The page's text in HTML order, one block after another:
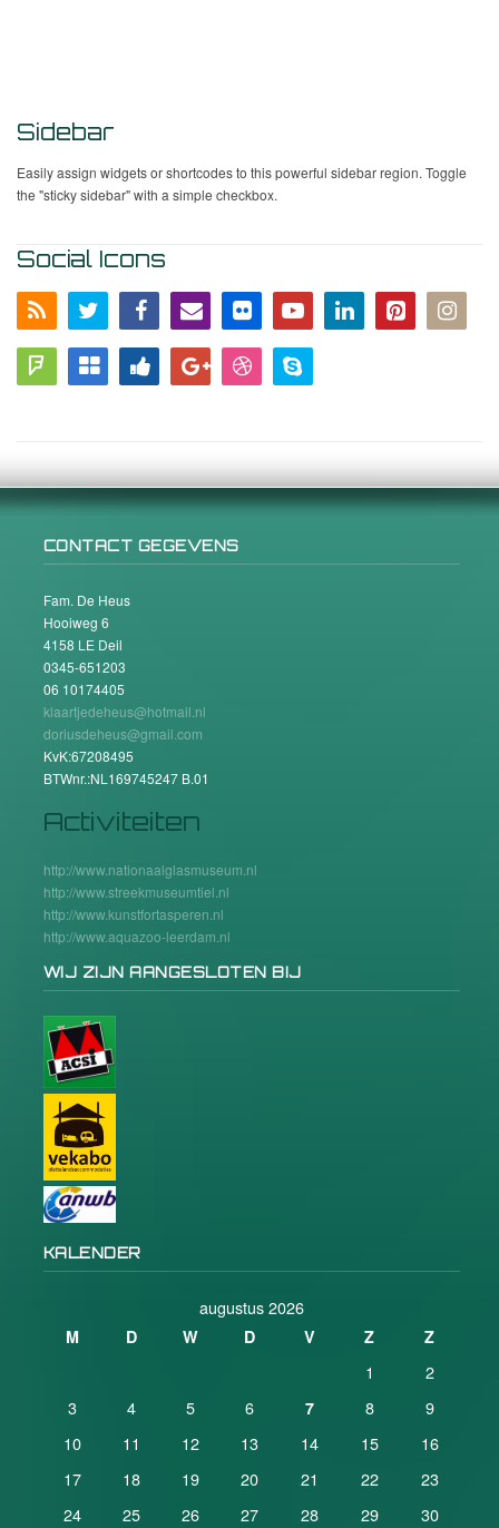
Sidebar
Easily assign widgets or shortcodes to this powerful sidebar region. Toggle
the "sticky sidebar" with a simple checkbox.
Social Icons
CONTACT GEGEVENS
Fam. De Heus
Hooiweg 6
4158 LE Deil
0345-651203
06 10174405
klaartjedeheus@hotmail.nl
doriusdeheus@gmail.com
KvK:67208495
BTWnr.:NL169745247 B.01
Activiteiten
http://www.nationaalglasmuseum.nl
http://www.streekmuseumtiel.nl
http://www.kunstfortasperen.nl
http://www.aquazoo-leerdam.nl
WIJ ZIJN AANGESLOTEN BIJ
KALENDER
augustus 2026
M D W D V Z Z
1
2
3
4 5 6 7 8
9
10
11 12 13 14 15
16
17
18 19 20 21 22
23
24
25 26 27 28 29 30